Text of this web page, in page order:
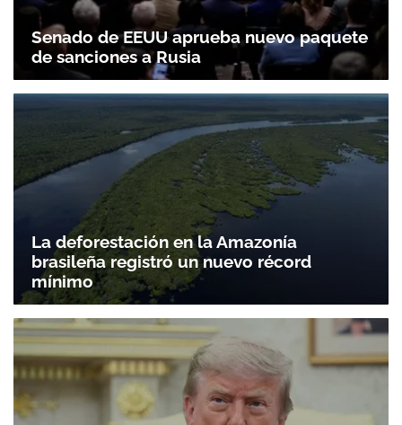
Gracias por suscribirte a nuestro boletín.
ACEPTAR
Senado de EEUU aprueba nuevo paquete
de sanciones a Rusia
La deforestación en la Amazonía
brasileña registró un nuevo récord
mínimo